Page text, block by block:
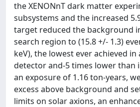
the XENONnT dark matter
subsystems and the increased
target reduced the background
search region to (15.8 +/- 1.3)
keV), the lowest ever achieved
detector and-5 times lower than
an exposure of 1.16 ton-years,
excess above background and
limits on solar axions, an